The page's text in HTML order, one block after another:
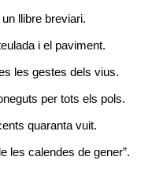
llibre breviari.
i el paviment.
les gestes dels vius.
per tots els pols.
quaranta vuit.
les calendes de gener”.